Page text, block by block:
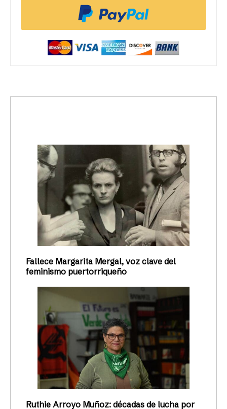
Fallece Margarita Mergal, voz clave del
feminismo puertorriqueño
Ruthie Arroyo Muñoz: décadas de lucha por